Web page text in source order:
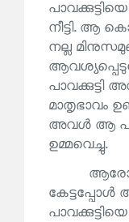
നീട്ടി. ആ
നല്ല
പാവക്കുട്ടി
മാതൃഭാവം
അവൾ ആ
ഉമ്മവെച്ചു.
ആരോ
കേട്ടപ്പോൾ